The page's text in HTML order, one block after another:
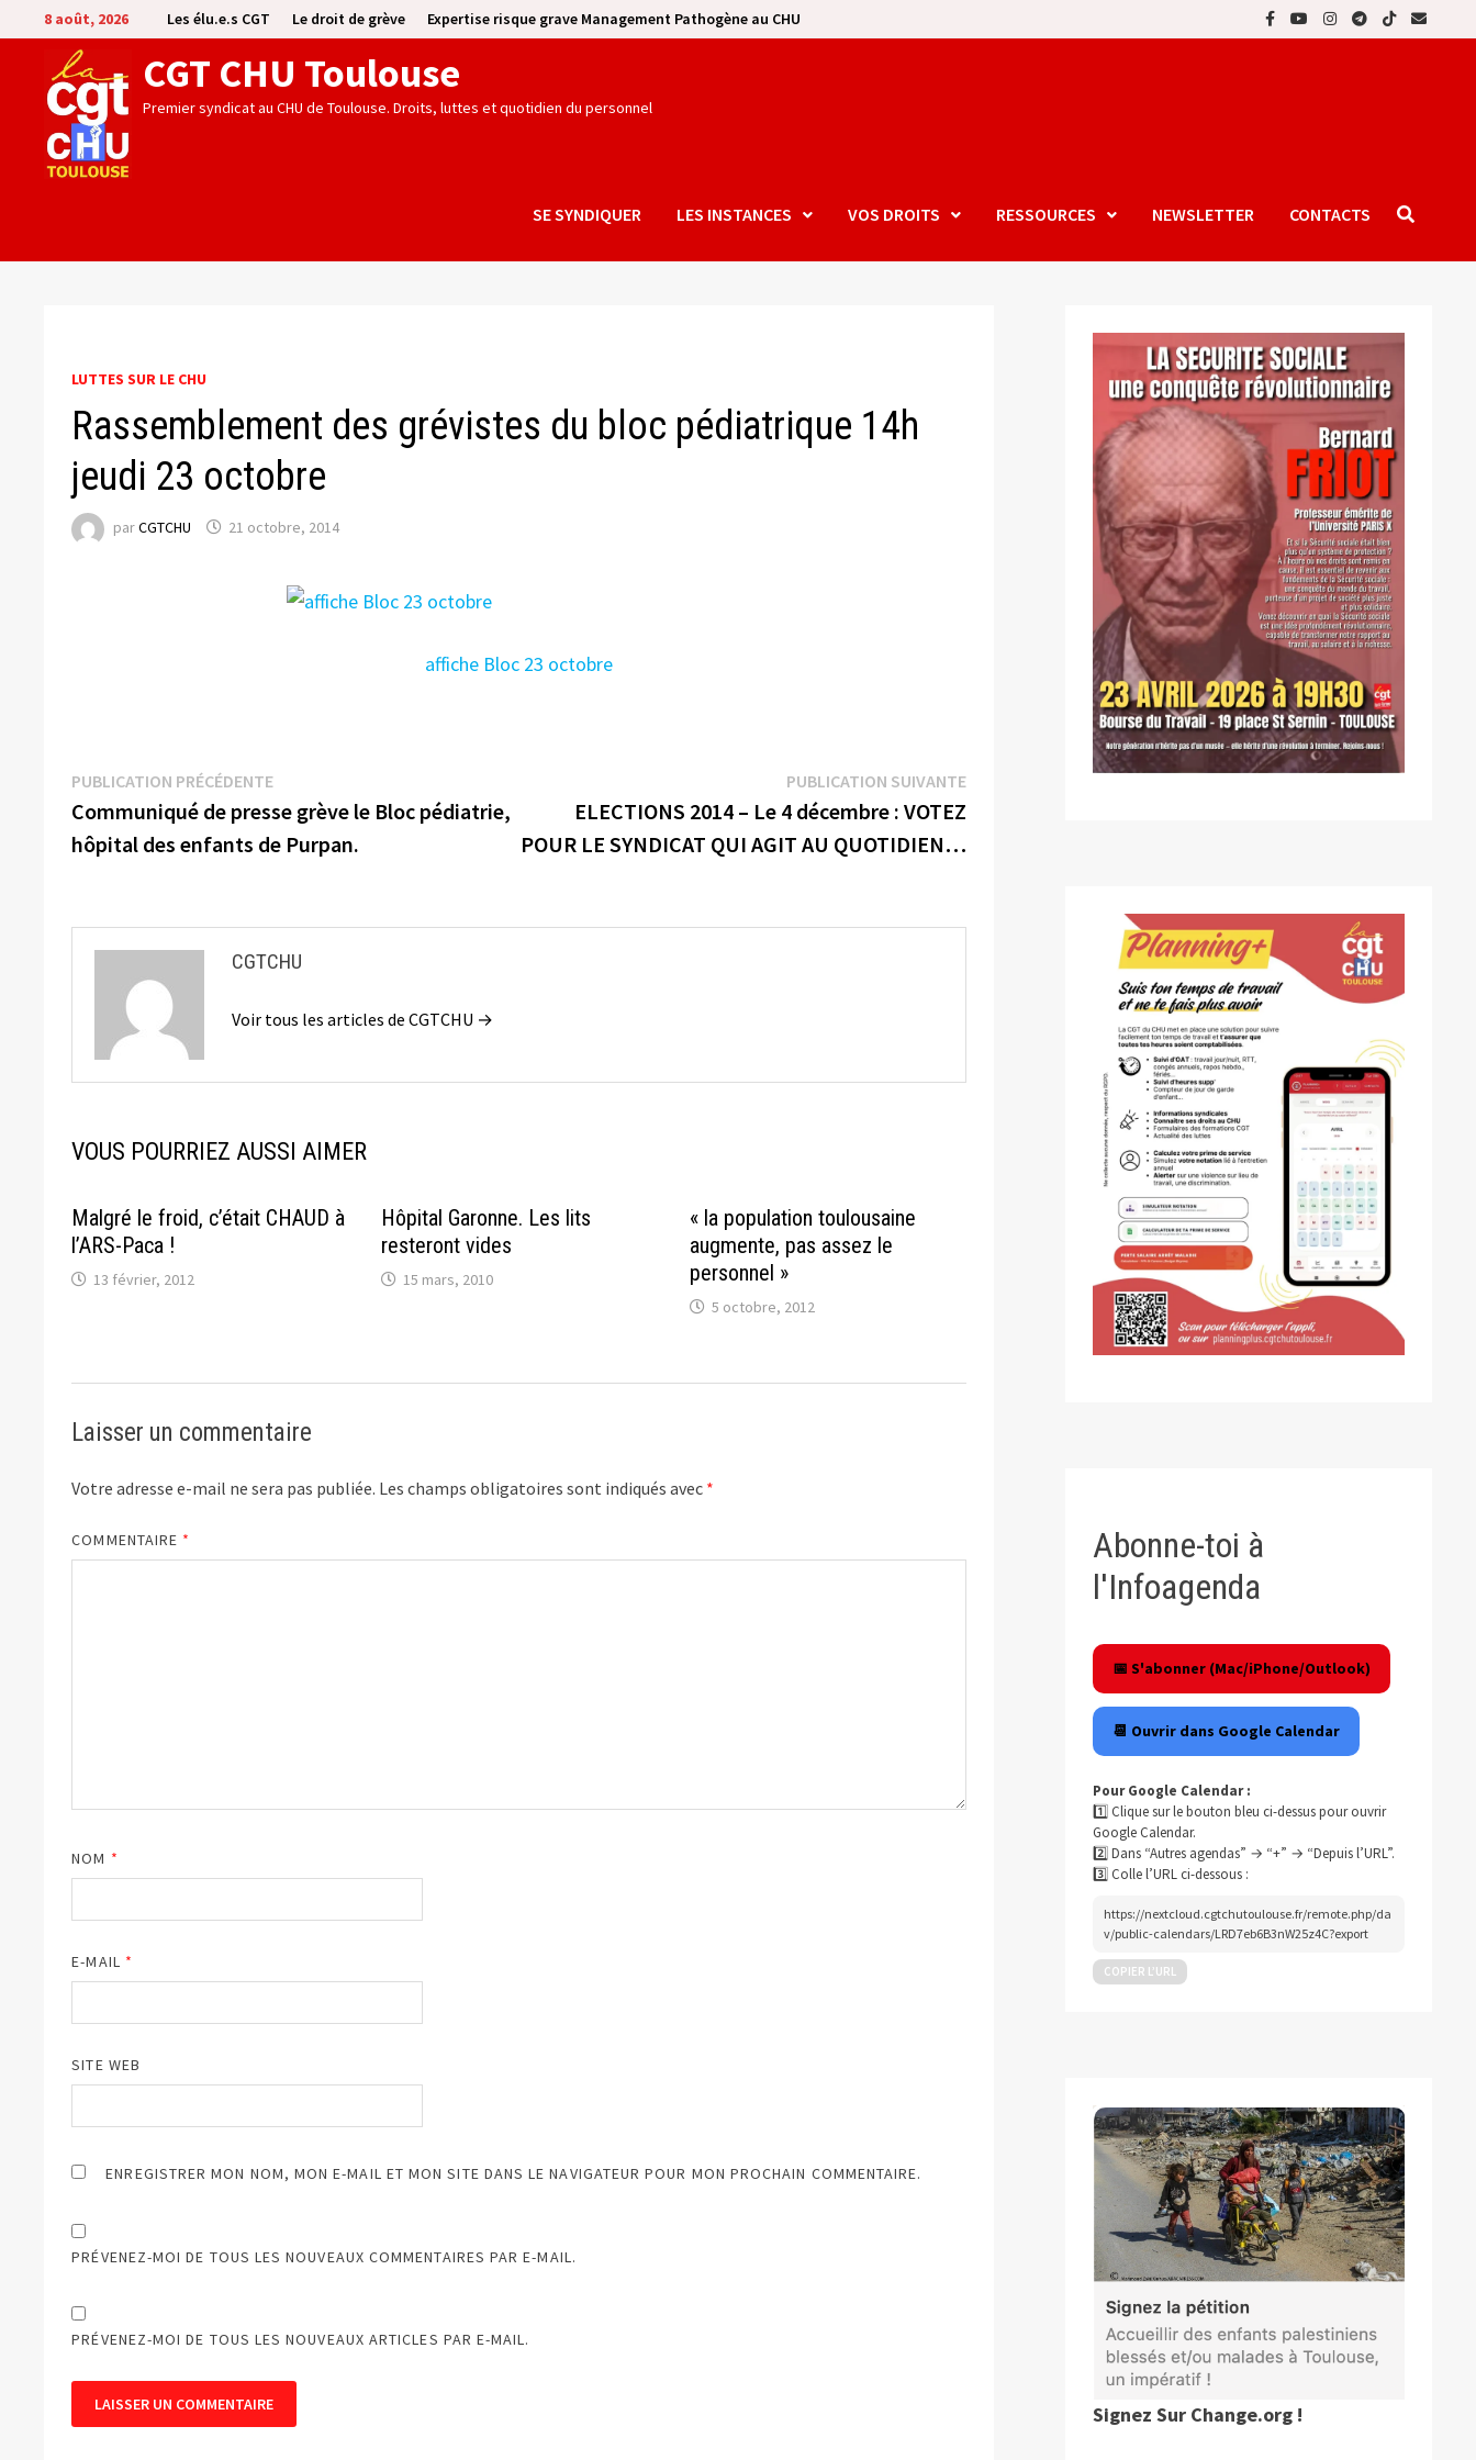
Passer
au
contenu
8 août, 2026 Les élu.e.s CGT Le droit de grève Expertise risque grave Management Pathogène au CHU
CGT CHU Toulouse
Premier syndicat au CHU de Toulouse. Droits, luttes et quotidien du personnel
SE SYNDIQUER LES INSTANCES VOS DROITS RESSOURCES NEWSLETTER CONTACTS
LUTTES SUR LE CHU
Rassemblement des grévistes du bloc pédiatrique 14h
jeudi 23 octobre
parCGTCHU 21 octobre, 2014
affiche Bloc 23 octobre
Navigation
de
l’article
PUBLICATION PRÉCÉDENTEPublication
précédente :
Communiqué de presse grève le Bloc pédiatrie,
hôpital des enfants de Purpan.
PUBLICATION SUIVANTEPublication
suivante :
ELECTIONS 2014 – Le 4 décembre : VOTEZ
POUR LE SYNDICAT QUI AGIT AU QUOTIDIEN…
CGTCHU
Voir tous les articles de CGTCHU →
VOUS POURRIEZ AUSSI AIMER
Malgré le froid, c’était CHAUD à
l’ARS-Paca !
13 février, 2012
Hôpital Garonne. Les lits
resteront vides
15 mars, 2010
« la population toulousaine
augmente, pas assez le
personnel »
5 octobre, 2012
Laisser un commentaire
Votre adresse e-mail ne sera pas publiée. Les champs obligatoires sont indiqués avec *
COMMENTAIRE *
NOM *
E-MAIL *
SITE WEB
ENREGISTRER MON NOM, MON E-MAIL ET MON SITE DANS LE NAVIGATEUR POUR MON PROCHAIN COMMENTAIRE.
PRÉVENEZ-MOI DE TOUS LES NOUVEAUX COMMENTAIRES PAR E-MAIL.
PRÉVENEZ-MOI DE TOUS LES NOUVEAUX ARTICLES PAR E-MAIL.
Abonne-toi à
l'Infoagenda
📅 S'abonner (Mac/iPhone/Outlook)
📆 Ouvrir dans Google Calendar
Pour Google Calendar :
1️⃣ Clique sur le bouton bleu ci-dessus pour ouvrir
Google Calendar.
2️⃣ Dans “Autres agendas” → “+” → “Depuis l’URL”.
3️⃣ Colle l’URL ci-dessous :
https://nextcloud.cgtchutoulouse.fr/remote.php/da
v/public-calendars/LRD7eb6B3nW25z4C?export
COPIER L’URL
Signez Sur Change.org !